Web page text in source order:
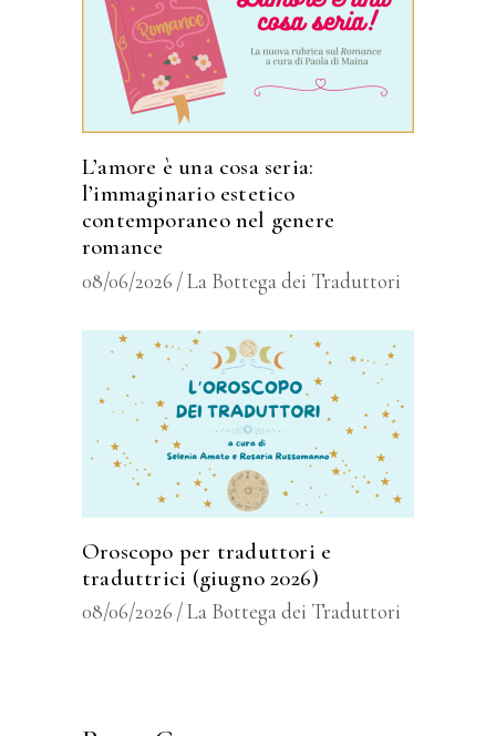
L’amore è una cosa seria:
l’immaginario estetico
contemporaneo nel genere
romance
08/06/2026 La Bottega dei Traduttori
Oroscopo per traduttori e
traduttrici (giugno 2026)
08/06/2026 La Bottega dei Traduttori